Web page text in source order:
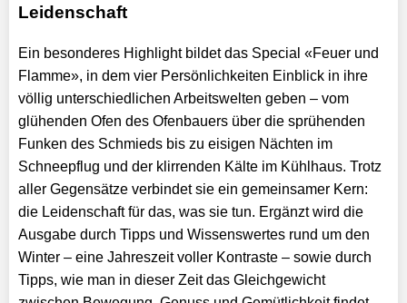
Leidenschaft
Ein besonderes Highlight bildet das Special «Feuer und
Flamme», in dem vier Persönlichkeiten Einblick in ihre
völlig unterschiedlichen Arbeitswelten geben – vom
glühenden Ofen des Ofenbauers über die sprühenden
Funken des Schmieds bis zu eisigen Nächten im
Schneepflug und der klirrenden Kälte im Kühlhaus. Trotz
aller Gegensätze verbindet sie ein gemeinsamer Kern:
die Leidenschaft für das, was sie tun. Ergänzt wird die
Ausgabe durch Tipps und Wissenswertes rund um den
Winter – eine Jahreszeit voller Kontraste – sowie durch
Tipps, wie man in dieser Zeit das Gleichgewicht